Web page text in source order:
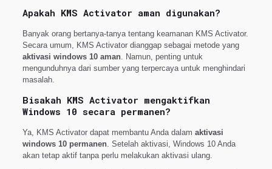
Apakah KMS Activator aman digunakan?
Banyak orang bertanya-tanya tentang keamanan KMS Activator.
Secara umum, KMS Activator dianggap sebagai metode yang
aktivasi windows 10 aman. Namun, penting untuk
mengunduhnya dari sumber yang terpercaya untuk menghindari
masalah.
Bisakah KMS Activator mengaktifkan
Windows 10 secara permanen?
Ya, KMS Activator dapat membantu Anda dalam aktivasi
windows 10 permanen. Setelah aktivasi, Windows 10 Anda
akan tetap aktif tanpa perlu melakukan aktivasi ulang.